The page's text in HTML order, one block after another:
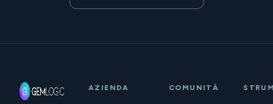
AZIENDA COMUNITÀ